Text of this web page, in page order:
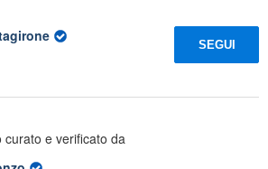
SEGUI
e verificato da